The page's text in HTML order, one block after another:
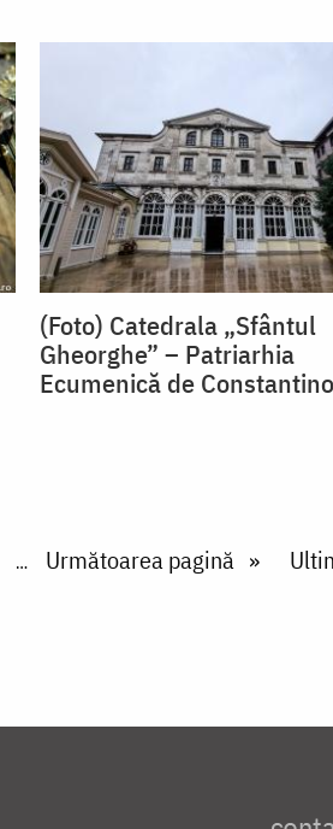
(Foto) Catedrala „Sfântul
Gheorghe” – Patriarhia
Ecumenică de
… Next page
Următoarea pagină